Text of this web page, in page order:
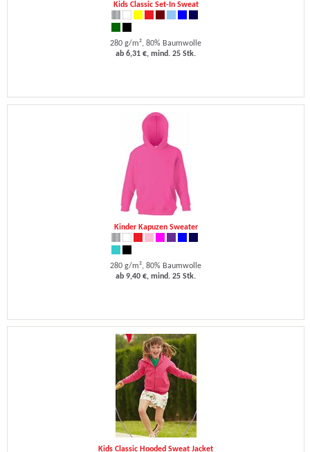
Kids Classic Set-In Sweat
280 g/m², 80% Baumwolle
ab 6,31 €, mind. 25 Stk.
Kinder Kapuzen Sweater
280 g/m², 80% Baumwolle
ab 9,40 €, mind. 25 Stk.
Kids Classic Hooded Sweat Jacket